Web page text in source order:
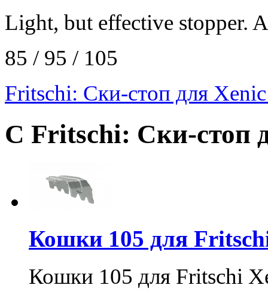
Light, but effective stopper.
85 / 95 / 105
Fritschi: Ски-стоп для
С Fritschi: Ски-стоп
Кошки 105 для
Кошки 105 для Fritschi